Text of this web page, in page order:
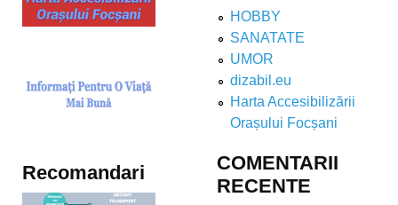
Recomandari
HOBBY
SANATATE
UMOR
dizabil.eu
Harta Accesibilizării
Orașului Focșani
COMENTARII
RECENTE